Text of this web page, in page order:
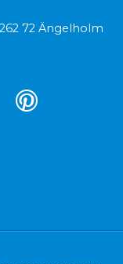
72 Ängelholm